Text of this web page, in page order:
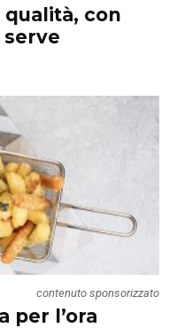
qualità, con
contenuto sponsorizzato
per l’ora